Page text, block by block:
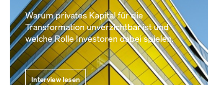
Warum privates Kapital für die
Transformation unverzichtbar ist und
welche Rolle Investoren dabei spielen.
Interview lesen